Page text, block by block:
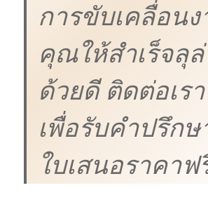
การขับเคลื่อน
คุณให้สำเร็จลุ
ด้วยดี ติดต่อเร
เพื่อรับคำปรึกษ
ใบเสนอราคาฟ